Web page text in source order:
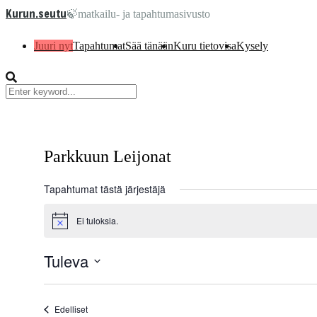
Kurun.seutu🍃matkailu- ja tapahtumasivusto
TapahtumatSää tänäänKuru tietovisaKysely
Parkkuun Leijonat
Tapahtumat tästä järjestäjä
Notice Ei tuloksia.
Tuleva
EdellisetTapahtumat